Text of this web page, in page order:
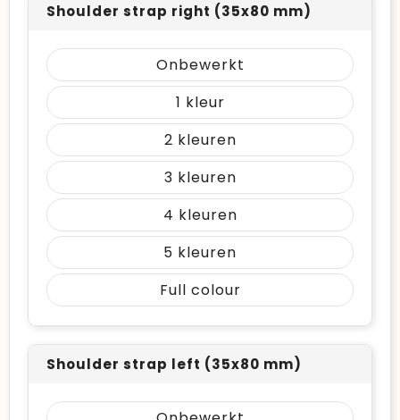
Shoulder strap right (35x80 mm)
Onbewerkt
1
2
3
4
5
Full colour
Shoulder strap left (35x80 mm)